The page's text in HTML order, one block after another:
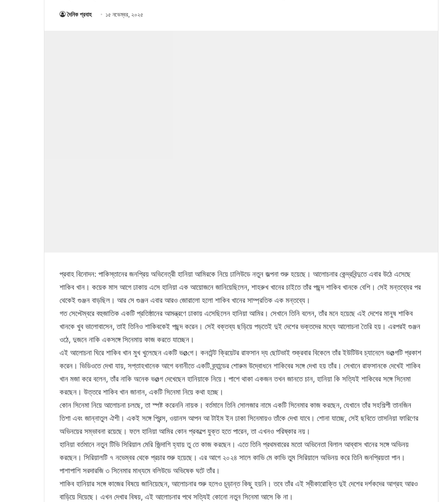
দৈনিক প্রবাহ ১৫ নভেম্বর, ২০২৫
প্রবাহ বিনোদন: পাকিস্তানের জনপ্রিয় অভিনেত্রী হানিয়া আমিরকে নিয়ে ঢালিউডে নতুন জল্পনা শুরু হয়েছে। আলোচনার কেন্দ্রবিন্দুতে এবার উঠে এসেছে
শাকিব খান। কয়েক মাস আগে ঢাকায় এসে হানিয়া এক আয়োজনে জানিয়েছিলেন, শাহরুখ খানের চাইতে তাঁর পছন্দ শাকিব খানকে বেশি। সেই মন্তব্যের পর
থেকেই গুঞ্জন বাড়ছিল। আর সে গুঞ্জন এবার আরও জোরালো হলো শাকিব খানের সাম্প্রতিক এক মন্তব্যে।
গত সেপ্টেম্বরে বহুজাতিক একটি প্রতিষ্ঠানের আমন্ত্রণে ঢাকায় এসেছিলেন হানিয়া আমির। সেখানে তিনি বলেন, তাঁর মনে হয়েছে এই দেশের মানুষ শাকিব
খানকে খুব ভালোবাসেন, তাই তিনিও শাকিবকেই পছন্দ করেন। সেই বক্তব্য ছড়িয়ে পড়তেই দুই দেশের ভক্তদের মধ্যে আলোচনা তৈরি হয়। এরপরই গুঞ্জন
ওঠে, দুজনে নাকি একসঙ্গে সিনেমায় কাজ করতে যাচ্ছেন।
এই আলোচনা ঘিরে শাকিব খান মুখ খুলেছেন একটি ভøগে। কনটেন্ট ক্রিয়েটর রাফসান দ্য ছোটভাই শুক্রবার বিকেলে তাঁর ইউটিউব চ্যানেলে ভøগটি প্রকাশ
করেন। ভিডিওতে দেখা যায়, সপ্তাহখানেক আগে বনানীতে একটি ব্র্যান্ডের শোরুম উদ্বোধনে শাকিবের সঙ্গে দেখা হয় তাঁর। সেখানে রাফসানকে দেখেই শাকিব
খান মজা করে বলেন, তাঁর নাকি অনেক ভøগ দেখেছেন হানিয়াকে নিয়ে। পাশে থাকা একজন তখন জানতে চান, হানিয়া কি সত্যিই শাকিবের সঙ্গে সিনেমা
করছেন। উত্তরে শাকিব খান জানান, একটি সিনেমা নিয়ে কথা হচ্ছে।
কোন সিনেমা নিয়ে আলোচনা চলছে, তা স্পষ্ট করেননি নায়ক। বর্তমানে তিনি সোলজার নামে একটি সিনেমার কাজ করছেন, যেখানে তাঁর সহশিল্পী তানজিন
তিশা এবং জান্নাতুল ঐশী। একই সঙ্গে প্রিন্স, ওয়ানস আপন আ টাইম ইন ঢাকা সিনেমায়ও তাঁকে দেখা যাবে। শোনা যাচ্ছে, সেই ছবিতে তাসনিয়া ফারিণের
অভিনয়ের সম্ভাবনা রয়েছে। ফলে হানিয়া আমির কোন প্রকল্পে যুক্ত হতে পারেন, তা এখনও পরিষ্কার নয়।
হানিয়া বর্তমানে নতুন টিভি সিরিয়াল মেরি জিন্দাগি হ্যায় তু তে কাজ করছেন। এতে তিনি প্রথমবারের মতো অভিনেতা বিলাল আব্বাস খানের সঙ্গে অভিনয়
করছেন। সিরিয়ালটি ৭ নভেম্বর থেকে প্রচার শুরু হয়েছে। এর আগে ২০২৪ সালে কাভি মে কাভি তুম সিরিয়ালে অভিনয় করে তিনি জনপ্রিয়তা পান।
পাশাপাশি সরদারজি ৩ সিনেমার মাধ্যমে বলিউডে অভিষেক ঘটে তাঁর।
শাকিব হানিয়ার সঙ্গে কাজের বিষয়ে জানিয়েছেন, আলোচনার শুরু হলেও চূড়ান্ত কিছু হয়নি। তবে তাঁর এই স্বীকারোক্তি দুই দেশের দর্শকদের আগ্রহ আরও
বাড়িয়ে দিয়েছে। এখন দেখার বিষয়, এই আলোচনার পথে সত্যিই কোনো নতুন সিনেমা আসে কি না।